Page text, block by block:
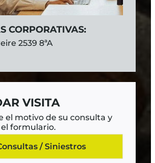
CORPORATIVAS:
2539 8ªA
VISITA
el motivo de su consulta y
formulario.
/ Siniestros